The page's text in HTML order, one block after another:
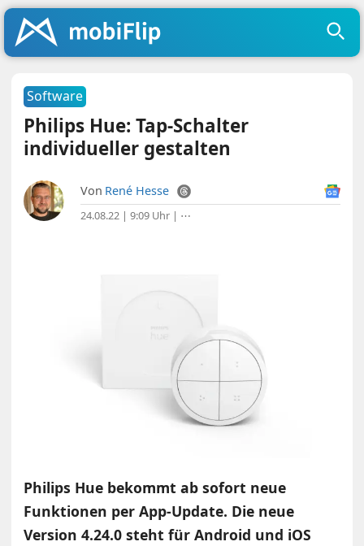
Software
Philips Hue: Tap-Schalter
individueller gestalten
Von René Hesse
24.08.22 | 9:09 Uhr | ⋯
Philips Hue bekommt ab sofort neue
Funktionen per App-Update. Die neue
Version 4.24.0 steht für Android und iOS